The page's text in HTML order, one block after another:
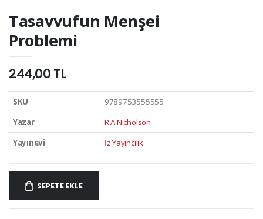
Tasavvufun Menşei
Problemi
244,00 TL
SKU
9789753555555
Yazar
R.A.Nicholson
Yayınevi
İz Yayıncılık
SEPETE EKLE